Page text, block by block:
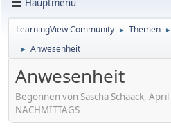
LearningView Community ► Themen ►
► Anwesenheit
Anwesenheit
Begonnen von Sascha Schaack,
NACHMITTAGS